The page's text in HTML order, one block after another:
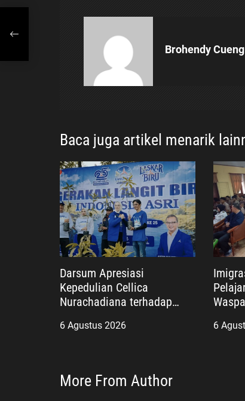
o
s
Brohendy Cueng
Baca juga artikel menarik
Darsum Apresiasi
Kepedulian Cellica
Nurachadiana terhadap
Pengabdian yang Nyata
6 Agustus 2026 6
More From Author